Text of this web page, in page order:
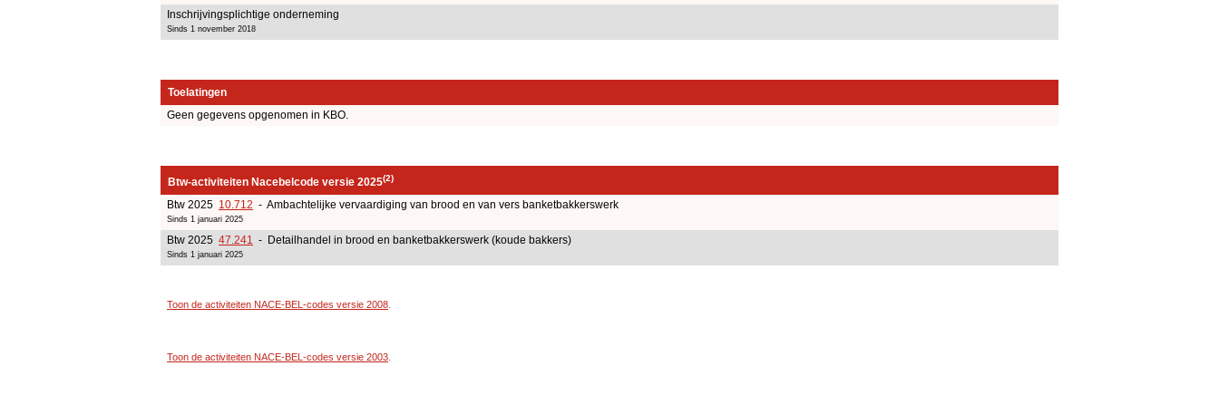
Inschrijvingsplichtige onderneming
Sinds 1 november 2018
Toelatingen
Geen gegevens opgenomen in KBO.
Btw-activiteiten Nacebelcode versie 2025(2)
Btw 2025 10.712 - Ambachtelijke vervaardiging van brood en van vers banketbakkerswerk
Sinds 1 januari 2025
Btw 2025 47.241 - Detailhandel in brood en banketbakkerswerk (koude bakkers)
Sinds 1 januari 2025
Toon de activiteiten NACE-BEL-codes versie 2008
Toon de activiteiten NACE-BEL-codes versie 2003